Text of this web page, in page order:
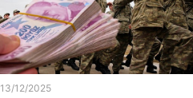
13/12/2025